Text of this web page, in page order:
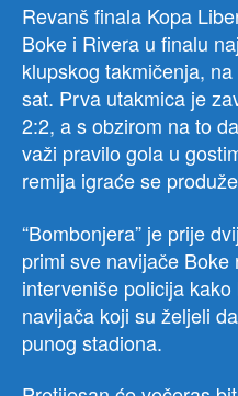
Revanš finala Kopa
Boke i Rivera u finalu
klupskog takmičenja,
sat. Prva utakmica je
2:2, a s obzirom na to
važi pravilo gola u
remija igraće se
“Bombonjera” je prije
primi sve navijače
interveniše policija
navijača koji su željeli
punog stadiona.